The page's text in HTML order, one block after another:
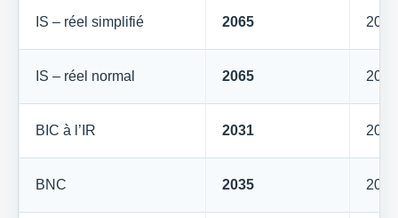
IS – réel simplifié 2065
IS – réel normal 2065
BIC à l’IR 2031
BNC 2035